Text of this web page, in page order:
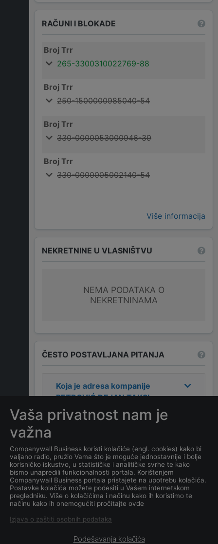
RAČUNI I BLOKADE
Broj Trr
265-3300310022769-88
Broj Trr
250-1500000985040-54
Broj Trr
330-0000053000946-39
Broj Trr
330-0000005002140-54
Više informacija
NEKRETNINE U VLASNIŠTVU
NEMA PODATAKA O
NEKRETNINAMA
ČESTO POSTAVLJANA PITANJA
Koja je adresa kompanije
PETROVIĆ DEJAN TAKSI
PREVOZNIK?
PETROVIĆ DEJAN TAKSI
PREVOZNIK?
Koji je datum osnivanja
kompanijePETROVIĆ DEJAN
TAKSI PREVOZNIK ?
Vaša privatnost nam je
važna
Companywall Business koristi kolačiće (engl. cookies) kako bi
valjano radio, pružio Vama što je moguće jednostavnije i bolje
korisničko iskustvo, u statističke i analitičke svrhe te kako
bismo unapredili funkcionalnosti portala. Korištenjem
Companywall Business portala pristajete na upotrebu kolačića.
Postavke kolačića možete podesiti u Vašem internetskom
pregledniku. Više o kolačićima i načinu kako ih koristimo te
načinu kako ih onemogućiti pročitajte ovde
Izjava o zaštiti osobnih podataka
Podešavanja kolačića